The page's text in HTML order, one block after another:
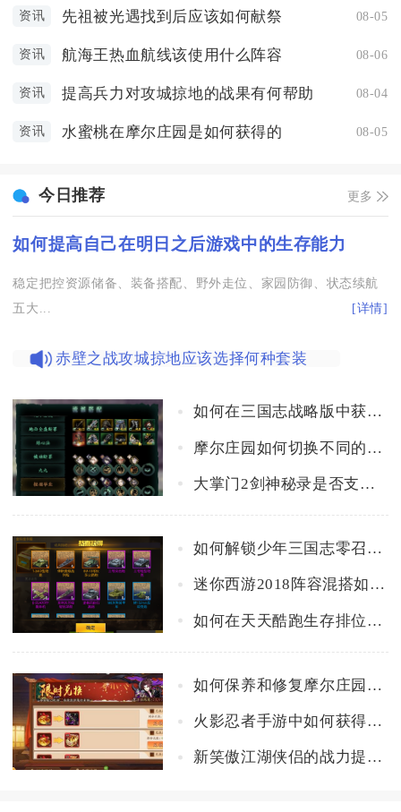
资讯 先祖被光遇找到后应该如何献祭 08-05
资讯 航海王热血航线该使用什么阵容 08-06
资讯 提高兵力对攻城掠地的战果有何帮助 08-04
资讯 水蜜桃在摩尔庄园是如何获得的 08-05
今日推荐 更多
如何提高自己在明日之后游戏中的生存能力
稳定把控资源储备、装备搭配、野外走位、家园防御、状态续航
五大...
[详情]
赤壁之战攻城掠地应该选择何种套装
如何在三国志战略版中获取更多战功
摩尔庄园如何切换不同的工具栏显示
大掌门2剑神秘录是否支持手柄
如何解锁少年三国志零召唤篇的隐藏角色
迷你西游2018阵容混搭如何打造强悍的队伍
如何在天天酷跑生存排位赛中保持高速度
如何保养和修复摩尔庄园冲浪板
火影忍者手游中如何获得强力忍者
新笑傲江湖侠侣的战力提升了多少